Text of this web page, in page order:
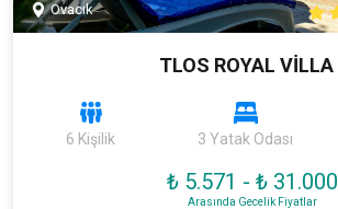
Ovacık
TLOS ROYAL VİLLA
6 Kişilik 3 Yatak Odası
₺ 5.571 - ₺ 31.000
Arasında Gecelik Fiyatlar